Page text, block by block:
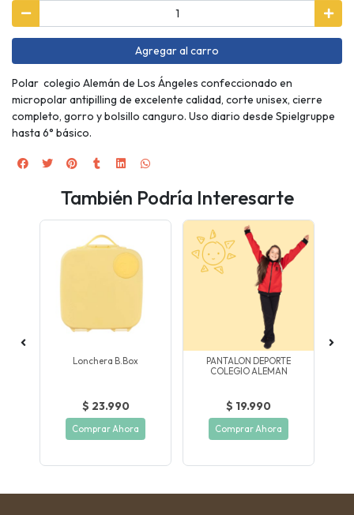
Agregar al carro
Polar colegio Alemán de Los Ángeles confeccionado en
micropolar antipilling de excelente calidad, corte unisex, cierre
completo, gorro y bolsillo canguro. Uso diario desde Spielgruppe
hasta 6° básico.
También Podría Interesarte
Lonchera B.box
$ 23.990
Comprar Ahora
PANTALON DEPORTE
COLEGIO ALEMAN
$ 19.990
Comprar Ahora